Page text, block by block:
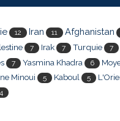
12 Iran 11 Afghanistan
7 Irak 7 Turquie 7
7 Yasmina Khadra 6
Minoui 5 Kaboul 5
4